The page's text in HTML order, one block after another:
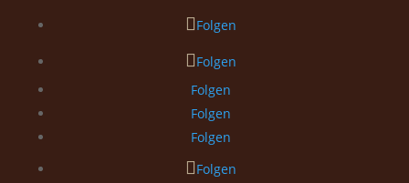
Folgen
Folgen
Folgen
Folgen
Folgen
Folgen